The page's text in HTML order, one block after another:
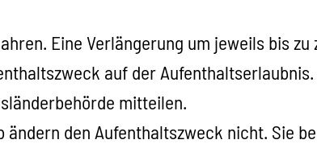
Eine Verlängerung um jeweils bis
auf der
mitteilen.
den Aufenthaltszweck nicht. Sie